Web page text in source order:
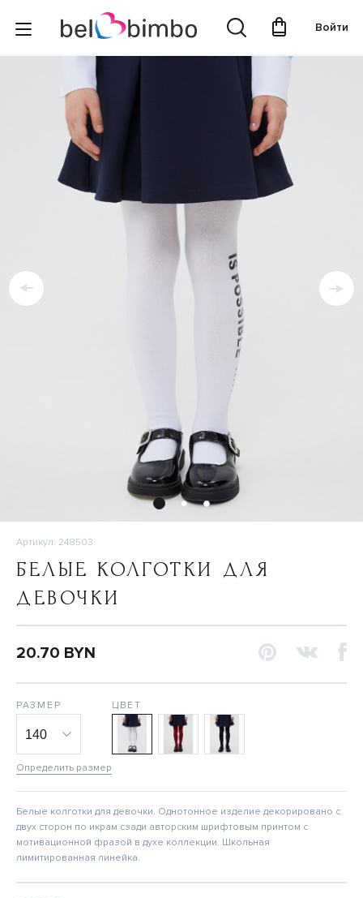
Войти
Артикул: 248503
БЕЛЫЕ КОЛГОТКИ ДЛЯ
ДЕВОЧКИ
20.70 BYN
РАЗМЕР
Определить размер
ЦВЕТ
Белые колготки для девочки. Однотонное изделие декорировано с
двух сторон по икрам сзади авторским шрифтовым принтом с
мотивационной фразой в духе коллекции. Школьная
лимитированная линейка.